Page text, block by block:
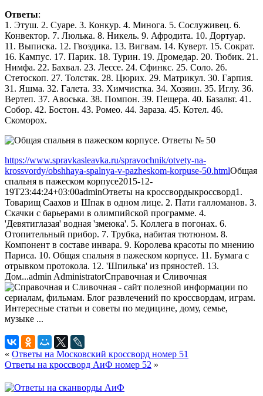
Ответы:
1. Этуш. 2. Суаре. 3. Конкур. 4. Минога. 5. Сослуживец. 6.
Конвектор. 7. Люлька. 8. Никель. 9. Афродита. 10. Дортуар.
11. Выписка. 12. Гвоздика. 13. Вигвам. 14. Куверт. 15. Сократ.
16. Кампус. 17. Парик. 18. Турин. 19. Дромедар. 20. Тюбик. 21.
Нимфа. 22. Бахвал. 23. Лессе. 24. Сфинкс. 25. Соло. 26.
Стетоскоп. 27. Толстяк. 28. Цюрих. 29. Матрикул. 30. Гарпия.
31. Яшма. 32. Галета. 33. Химчистка. 34. Хозяин. 35. Иглу. 36.
Вертеп. 37. Авоська. 38. Помпон. 39. Пещера. 40. Базальт. 41.
Собор. 42. Бостон. 43. Ромео. 44. Зараза. 45. Котел. 46.
Скоморох.
https://www.spravkasleavka.ru/spravochnik/otvety-na-
krossvordy/obshhaya-spalnya-v-pazheskom-korpuse-50.htmlОбщая
спальня в пажеском корпусе2015-12-
19T23:44:24+03:00adminОтветы на кроссвордыкроссворд1.
Товарищ Саахов и Шпак в одном лице. 2. Пати галломанов. 3.
Скачки с барьерами в олимпийской программе. 4.
'Девятиглазая' водная 'змеюка'. 5. Коллега в погонах. 6.
Отопительный прибор. 7. Трубка, набитая тютюном. 8.
Компонент в составе инвара. 9. Королева красоты по мнению
Париса. 10. Общая спальня в пажеском корпусе. 11. Бумага с
отрывком протокола. 12. 'Шпилька' из пряностей. 13.
Дом...admin AdministratorСправочная и Сливочная
« Ответы на Московский кроссворд номер 51
Ответы на кроссворд АиФ номер 52 »